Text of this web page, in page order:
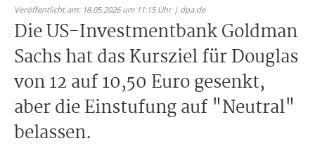
Veröffentlicht am: 18.05.2026 um 11:15 Uhr | dpa.de
Die US-Investmentbank Goldman
Sachs hat das Kursziel für Douglas
von 12 auf 10,50 Euro gesenkt,
aber die Einstufung auf "Neutral"
belassen.